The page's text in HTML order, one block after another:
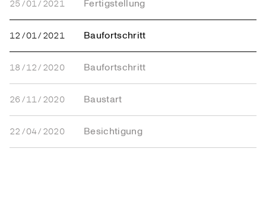
25/01/2021 Fertigstellung
12/01/2021 Baufortschritt
18/12/2020 Baufortschritt
26/11/2020 Baustart
22/04/2020 Besichtigung